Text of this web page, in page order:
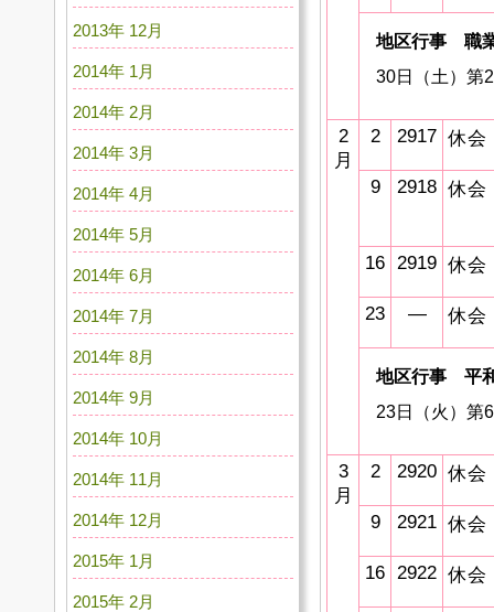
地区行事 職
30日（土）第
2
月
2 2917 休会
9 2918 休会
16 2919 休会
23 ― 休会
地区行事 平
23日（火）第
3
月
2 2920 休会
9 2921 休会
16 2922 休会
2013年 12月
2014年 1月
2014年 2月
2014年 3月
2014年 4月
2014年 5月
2014年 6月
2014年 7月
2014年 8月
2014年 9月
2014年 10月
2014年 11月
2014年 12月
2015年 1月
2015年 2月